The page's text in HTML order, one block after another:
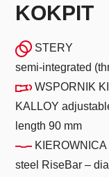
KOKPIT
STERY
semi-integrated
WSPORNIK
KALLOY
length 90 mm
KIEROWNICA
steel RiseBar –